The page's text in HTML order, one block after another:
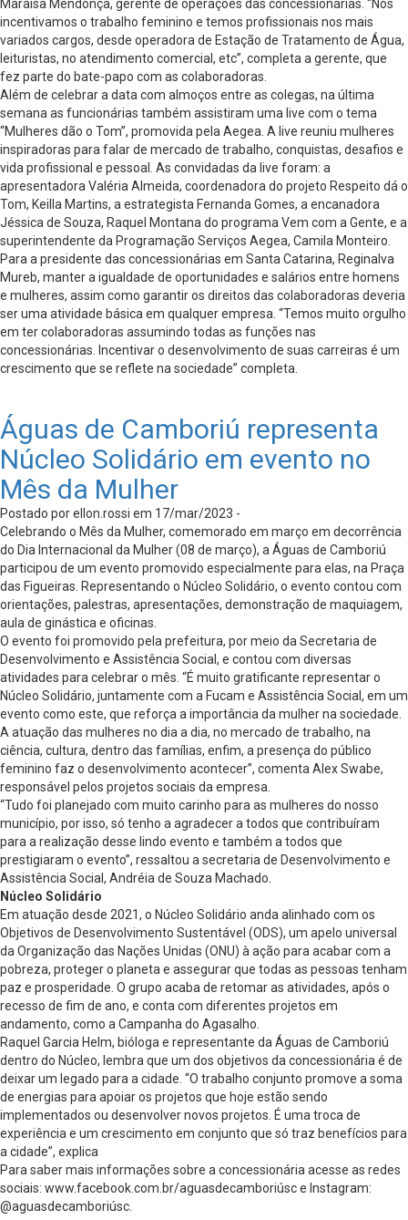
Maraísa Mendonça, gerente de operações das concessionárias. “Nós
incentivamos o trabalho feminino e temos profissionais nos mais
variados cargos, desde operadora de Estação de Tratamento de Água,
leituristas, no atendimento comercial, etc”, completa a gerente, que
fez parte do bate-papo com as colaboradoras.
Além de celebrar a data com almoços entre as colegas, na última
semana as funcionárias também assistiram uma live com o tema
“Mulheres dão o Tom”, promovida pela Aegea. A live reuniu mulheres
inspiradoras para falar de mercado de trabalho, conquistas, desafios e
vida profissional e pessoal. As convidadas da live foram: a
apresentadora Valéria Almeida, coordenadora do projeto Respeito dá o
Tom, Keilla Martins, a estrategista Fernanda Gomes, a encanadora
Jéssica de Souza, Raquel Montana do programa Vem com a Gente, e a
superintendente da Programação Serviços Aegea, Camila Monteiro.
Para a presidente das concessionárias em Santa Catarina, Reginalva
Mureb, manter a igualdade de oportunidades e salários entre homens
e mulheres, assim como garantir os direitos das colaboradoras deveria
ser uma atividade básica em qualquer empresa. “Temos muito orgulho
em ter colaboradoras assumindo todas as funções nas
concessionárias. Incentivar o desenvolvimento de suas carreiras é um
crescimento que se reflete na sociedade” completa.
Águas de Camboriú representa
Núcleo Solidário em evento no
Mês da Mulher
Postado por ellon.rossi em 17/mar/2023 -
Celebrando o Mês da Mulher, comemorado em março em decorrência
do Dia Internacional da Mulher (08 de março), a Águas de Camboriú
participou de um evento promovido especialmente para elas, na Praça
das Figueiras. Representando o Núcleo Solidário, o evento contou com
orientações, palestras, apresentações, demonstração de maquiagem,
aula de ginástica e oficinas.
O evento foi promovido pela prefeitura, por meio da Secretaria de
Desenvolvimento e Assistência Social, e contou com diversas
atividades para celebrar o mês. “É muito gratificante representar o
Núcleo Solidário, juntamente com a Fucam e Assistência Social, em um
evento como este, que reforça a importância da mulher na sociedade.
A atuação das mulheres no dia a dia, no mercado de trabalho, na
ciência, cultura, dentro das famílias, enfim, a presença do público
feminino faz o desenvolvimento acontecer”, comenta Alex Swabe,
responsável pelos projetos sociais da empresa.
“Tudo foi planejado com muito carinho para as mulheres do nosso
município, por isso, só tenho a agradecer a todos que contribuíram
para a realização desse lindo evento e também a todos que
prestigiaram o evento”, ressaltou a secretaria de Desenvolvimento e
Assistência Social, Andréia de Souza Machado.
Núcleo Solidário
Em atuação desde 2021, o Núcleo Solidário anda alinhado com os
Objetivos de Desenvolvimento Sustentável (ODS), um apelo universal
da Organização das Nações Unidas (ONU) à ação para acabar com a
pobreza, proteger o planeta e assegurar que todas as pessoas tenham
paz e prosperidade. O grupo acaba de retomar as atividades, após o
recesso de fim de ano, e conta com diferentes projetos em
andamento, como a Campanha do Agasalho.
Raquel Garcia Helm, bióloga e representante da Águas de Camboriú
dentro do Núcleo, lembra que um dos objetivos da concessionária é de
deixar um legado para a cidade. “O trabalho conjunto promove a soma
de energias para apoiar os projetos que hoje estão sendo
implementados ou desenvolver novos projetos. É uma troca de
experiência e um crescimento em conjunto que só traz benefícios para
a cidade”, explica
Para saber mais informações sobre a concessionária acesse as redes
sociais: www.facebook.com.br/aguasdecamboriúsc e Instagram:
@aguasdecamboriúsc.